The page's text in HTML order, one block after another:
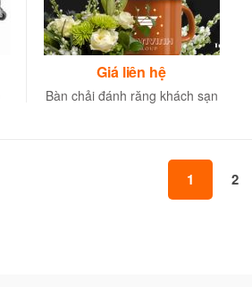
Giá liên hệ
Bàn chải đánh răng khách sạn
1 2